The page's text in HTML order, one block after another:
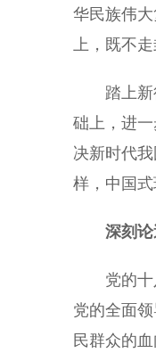
华民族伟
上，既不
踏上新征
础上，进
决新时代
样，中国
深刻
党的十八
党的全面
民群众的